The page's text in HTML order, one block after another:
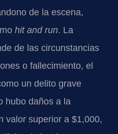
de la escena,
hit and run. La
de las circunstancias
o fallecimiento, el
un delito grave
hubo daños a la
valor superior a $1,000,